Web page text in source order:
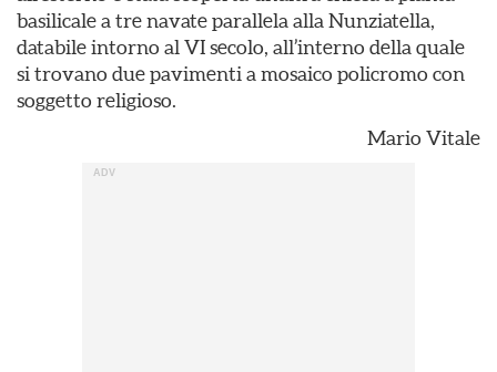
basilicale a tre navate parallela alla Nunziatella,
databile intorno al VI secolo, all’interno della quale
si trovano due pavimenti a mosaico policromo con
soggetto religioso.
Mario Vitale